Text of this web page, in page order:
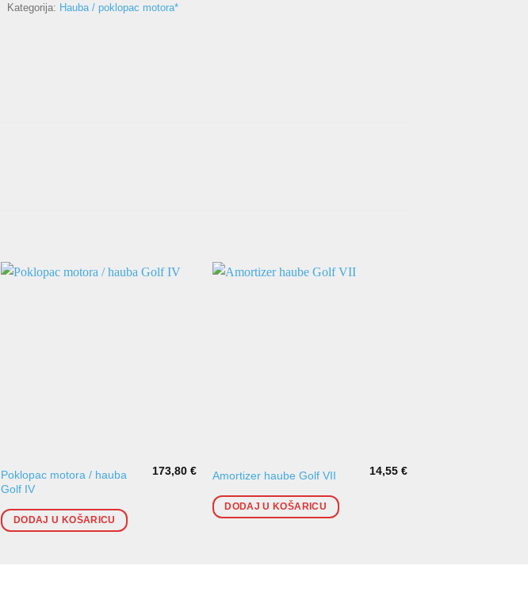
Kategorija: Hauba / poklopac motora*
Poklopac motora / hauba
Golf IV
173,80 €
DODAJ U KOŠARICU
Amortizer haube Golf VII 14,55€
DODAJ U KOŠARICU